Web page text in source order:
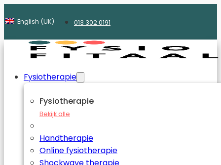
English (UK) 013 302 0191
Fysiotherapie
Fysiotherapie
Bekijk alle
Handtherapie
Online fysiotherapie